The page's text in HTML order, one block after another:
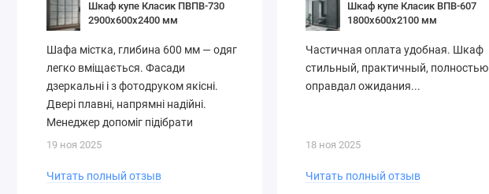
Шкаф купе Класик ПВПВ-730
2900х600х2400 мм
Шафа містка, глибина 600 мм — одяг
легко вміщається. Фасади
дзеркальні і з фотодруком якісні.
Двері плавні, напрямні надійні.
Менеджер допоміг підібрати
оптимал..
19 ноя 2025
Читать полный отзыв
Шкаф купе Класик ВПВ-607
1800х600х2100 мм
Частичная оплата удобная. Шкаф
стильный, практичный, полностью
оправдал ожидания...
18 ноя 2025
Читать полный отзыв